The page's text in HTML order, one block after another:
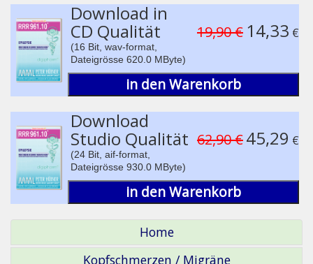
Download in
CD Qualität
(16 Bit, wav-format,
Dateigrösse 620.0 MByte)
19,90 € 14,33 €
in den Warenkorb
Download
Studio Qualität
(24 Bit, aif-format,
Dateigrösse 930.0 MByte)
62,90 €45,29 €
in den Warenkorb
Home
Kopfschmerzen / Migräne